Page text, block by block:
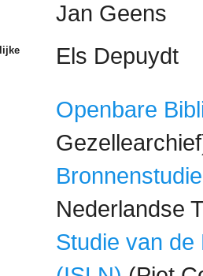
Jan Geens
Els Depuydt
Openbare
Bronnenstudie
Nederlandse
Studie van de